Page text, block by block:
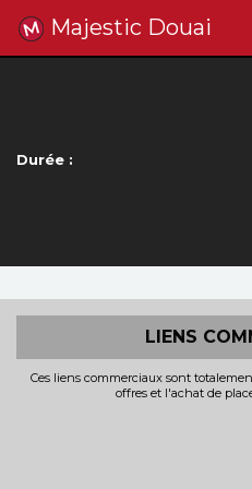
Majestic Douai
Durée :
LIENS
Ces liens commerciaux sont
offres et l'achat de